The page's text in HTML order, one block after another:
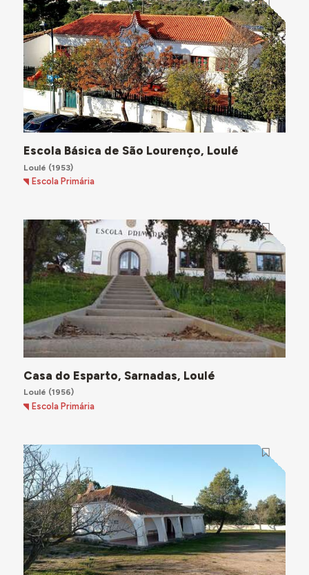
Escola Básica de São Lourenço, Loulé
Loulé (1953)
Escola Primária
Casa do Esparto, Sarnadas, Loulé
Loulé (1956)
Escola Primária